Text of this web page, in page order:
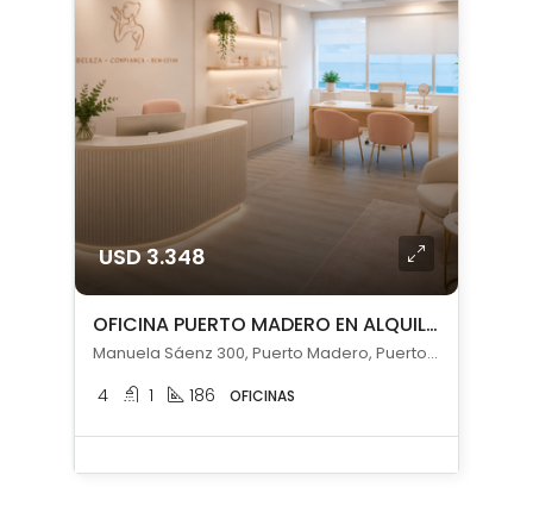
USD 3.348
OFICINA PUERTO MADERO EN ALQUILER CON COCHERA
Manuela Sáenz 300, Puerto Madero, Puerto Madero, Capital Federal
4 1 186 OFICINAS